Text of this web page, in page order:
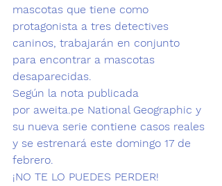
mascotas que tiene como
protagonista a tres detectives
caninos, trabajarán en conjunto
para encontrar a mascotas
desaparecidas.
Según la nota publicada
por aweita.pe National Geographic y
su nueva serie contiene casos reales
y se estrenará este domingo 17 de
febrero.
¡NO TE LO PUEDES PERDER!